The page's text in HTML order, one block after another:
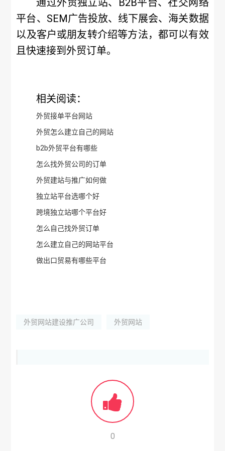
通过外贸独立站、B2B平台、社交网络
平台、SEM广告投放、线下展会、海关数据
以及客户或朋友转介绍等方法，都可以有效
且快速接到外贸订单。
相关阅读：
外贸接单平台网站
外贸怎么建立自己的网站
b2b外贸平台有哪些
怎么找外贸公司的订单
外贸建站与推广如何做
独立站平台选哪个好
跨境独立站哪个平台好
怎么自己找外贸订单
怎么建立自己的网站平台
做出口贸易有哪些平台
外贸网站建设推广公司 外贸网站
0